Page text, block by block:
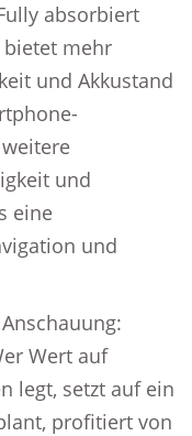
absorbiert
bietet mehr
und Akkustand
und
eine
und
Wert auf
legt, setzt auf ein
profitiert von